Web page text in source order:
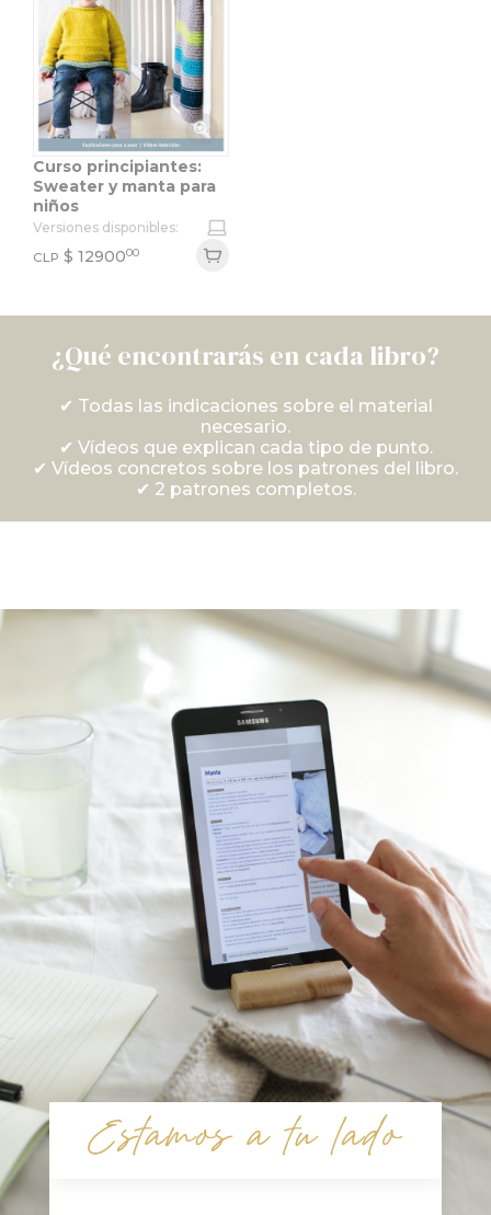
Curso principiantes:
Sweater y manta para
niños
Versiones disponibles:
CLP $ 1290000
¿Qué encontrarás en cada libro?
✔ Todas las indicaciones sobre el material
necesario.
✔ Vídeos que explican cada tipo de punto.
✔ Vídeos concretos sobre los patrones del libro.
✔ 2 patrones completos.